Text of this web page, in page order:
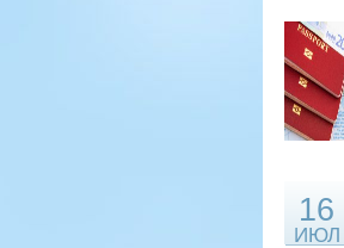
16
ИЮЛ